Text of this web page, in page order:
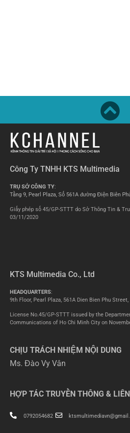
Công Ty TNHH KTS Multimedia
TRỤ SỞ CÔNG TY:
Tầng 9, Pearl Plaza, Số 561A đường Điện Biên
Giấy phép số 45/GP-STTT do Sở Thông Tin &
03/11/2020
KTS Multimedia Co., Ltd
HEADQUARTERS:
9th Floor, Pearl Plaza, 561A Dien Bien Phu Street,
License No.45/GP-STTT issued by the
Communications of Ho Chi Minh City on
CHỊU TRÁCH NHIỆM NỘI DUNG
Ms. Đào Vy Vân
HỢP TÁC TRUYỀN THÔNG &
0792054682